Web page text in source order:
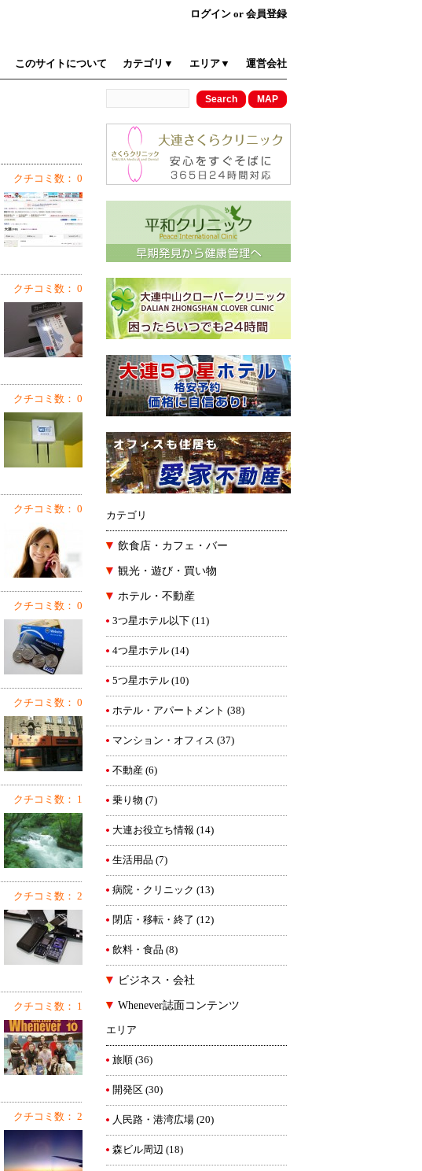
ログイン or 会員登録
このサイトについて カテゴリ▼ エリア▼ 運営会社
クチコミ数： 0
クチコミ数： 0
クチコミ数： 0
クチコミ数： 0
クチコミ数： 0
クチコミ数： 0
クチコミ数： 1
クチコミ数： 2
クチコミ数： 1
クチコミ数： 2
カテゴリ
飲食店・カフェ・バー
観光・遊び・買い物
ホテル・不動産
3つ星ホテル以下 (11)
4つ星ホテル (14)
5つ星ホテル (10)
ホテル・アパートメント (38)
マンション・オフィス (37)
不動産 (6)
乗り物 (7)
大連お役立ち情報 (14)
生活用品 (7)
病院・クリニック (13)
閉店・移転・終了 (12)
飲料・食品 (8)
ビジネス・会社
Whenever誌面コンテンツ
エリア
旅順 (36)
開発区 (30)
人民路・港湾広場 (20)
森ビル周辺 (18)